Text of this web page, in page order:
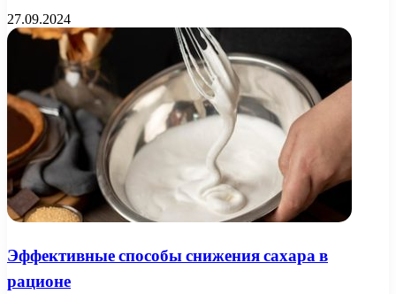
27.09.2024
Эффективные способы снижения сахара в
рационе